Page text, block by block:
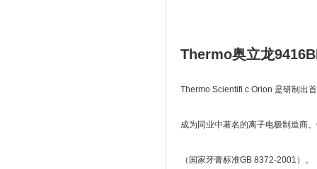
Thermo奥立龙
Thermo Scientifi c Orion 是研制出
成为同业中著名的离子电极制造商
（国家牙膏标准GB 8372-2001）。